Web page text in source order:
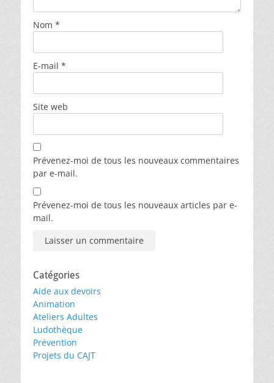
Nom *
E-mail *
Site web
Prévenez-moi de tous les nouveaux commentaires
par e-mail.
Prévenez-moi de tous les nouveaux articles par e-
mail.
Catégories
Aide aux devoirs
Animation
Ateliers Adultes
Ludothèque
Prévention
Projets du CAJT